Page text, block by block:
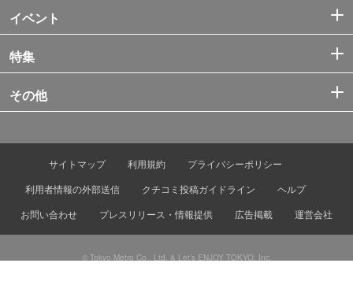
イベント
特集
その他
サイトマップ 利用規約
プライバシーポリシー
利用者情報の外部送信
クチコミ投稿ガイドライン
ヘルプ
お問い合わせ
プレスリリース・情報提供 広告掲載 運営会社
© Tokyo Metro Co., Ltd. & Let’s ENJOY TOKYO, Inc.